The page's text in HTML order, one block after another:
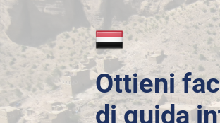
Ottieni
di guida